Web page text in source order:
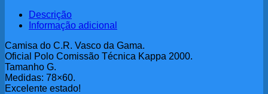
Descrição
Informação adicional
Camisa do C.R. Vasco da Gama.
Oficial Polo Comissão Técnica Kappa 2000.
Tamanho G.
Medidas: 78×60.
Excelente estado!